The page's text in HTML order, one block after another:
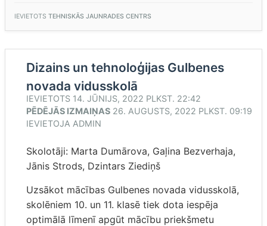
KONSTRUKCIJAS”
IEVIETOTS TEHNISKĀS JAUNRADES CENTRS
Dizains un tehnoloģijas Gulbenes
novada vidusskolā
IEVIETOTS 14. JŪNIJS, 2022 PLKST. 22:42
PĒDĒJĀS IZMAIŅAS 26. AUGUSTS, 2022 PLKST. 09:19
IEVIETOJA ADMIN
Skolotāji: Marta Dumārova, Gaļina Bezverhaja,
Jānis Strods, Dzintars Ziediņš
Uzsākot mācības Gulbenes novada vidusskolā,
skolēniem 10. un 11. klasē tiek dota iespēja
optimālā līmenī apgūt mācību priekšmetu